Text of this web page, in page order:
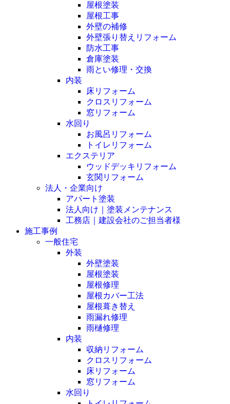
屋根塗装
屋根工事
外壁の補修
外壁張り替えリフォーム
防水工事
倉庫塗装
雨とい修理・交換
内装
床リフォーム
クロスリフォーム
窓リフォーム
水回り
お風呂リフォーム
トイレリフォーム
エクステリア
ウッドデッキリフォーム
玄関リフォーム
法人・企業向け
アパート塗装
法人向け｜塗装メンテナンス
工務店｜建設会社のご担当者様
施工事例
一般住宅
外装
外壁塗装
屋根塗装
屋根修理
屋根カバー工法
屋根葺き替え
雨漏れ修理
雨樋修理
内装
収納リフォーム
クロスリフォーム
床リフォーム
窓リフォーム
水回り